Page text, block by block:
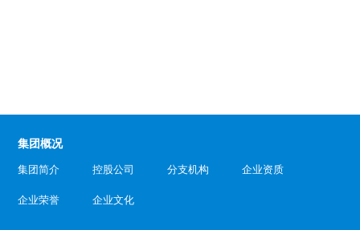
集团概况
集团简介 控股公司 分支机构 企业资质
企业荣誉 企业文化